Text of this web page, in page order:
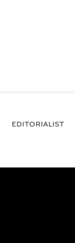
EDITORIALIST